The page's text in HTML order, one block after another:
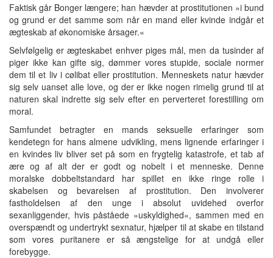
Faktisk går Bonger længere; han hævder at prostitutionen »i bund
og grund er det samme som når en mand eller kvinde indgår et
ægteskab af økonomiske årsager.«
Selvfølgelig er ægteskabet enhver piges mål, men da tusinder af
piger ikke kan gifte sig, dømmer vores stupide, sociale normer
dem til et liv i cølibat eller prostitution. Menneskets natur hævder
sig selv uanset alle love, og der er ikke nogen rimelig grund til at
naturen skal indrette sig selv efter en perverteret forestilling om
moral.
Samfundet betragter en mands seksuelle erfaringer som
kendetegn for hans almene udvikling, mens lignende erfaringer i
en kvindes liv bliver set på som en frygtelig katastrofe, et tab af
ære og af alt der er godt og nobelt i et menneske. Denne
moralske dobbeltstandard har spillet en ikke ringe rolle i
skabelsen og bevarelsen af prostitution. Den involverer
fastholdelsen af den unge i absolut uvidehed overfor
sexanliggender, hvis påståede »uskyldighed«, sammen med en
overspændt og undertrykt sexnatur, hjælper til at skabe en tilstand
som vores puritanere er så ængstelige for at undgå eller
forebygge.